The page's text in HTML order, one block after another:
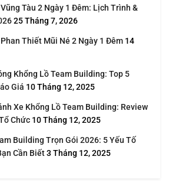
Tàu 2 Ngày 1 Đêm: Lịch Trình &
25 Tháng 7, 2026
Thiết Mũi Né 2 Ngày 1 Đêm 14
Khổng Lồ Team Building: Top 5
Giá 10 Tháng 12, 2025
Xe Khổng Lồ Team Building: Review
Chức 10 Tháng 12, 2025
Building Trọn Gói 2026: 5 Yếu Tố
Cần Biết3 Tháng 12, 2025